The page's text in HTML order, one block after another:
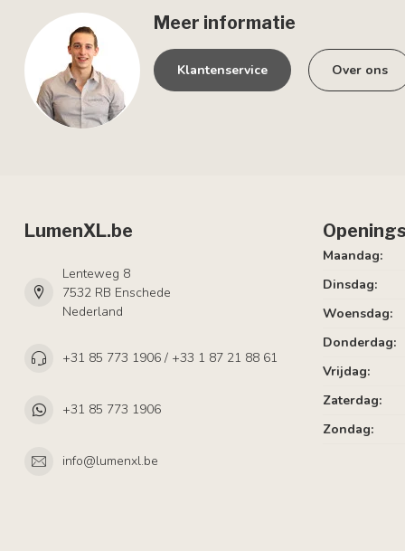
Meer informatie
Klantenservice Over ons
LumenXL.be
Lenteweg 8
7532 RB Enschede
Nederland
+31 85 773 1906 / +33 1 87 21 88 61
+31 85 773 1906
info@lumenxl.be
Maandag:
Dinsdag:
Woensdag:
Donderdag:
Vrijdag:
Zaterdag:
Zondag: